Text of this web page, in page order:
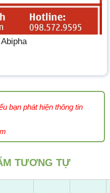
bạn phát hiện thông tin
TƯƠNG TỰ